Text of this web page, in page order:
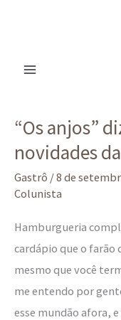
“Os anjos”
novidades
Gastrô /8 de
Colunista
Hamburgueria
cardápio que o farão
mesmo que você
me entendo por
esse mundão afora,
anjos”
dizem
amém
às
da
Madre
Teresa
Deli